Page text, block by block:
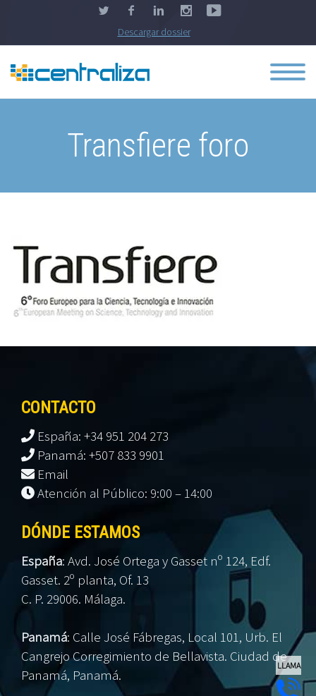
LLAMA
Descargar dossier
Transfiere foro
CONTACTO
España: +34 951 204 273
Panamá: +507 833 9901
Email
Atención al Público: 9:00 – 14:00
DÓNDE ESTAMOS
España: Avd. José Ortega y Gasset nº 124, Edf.
Gasset. 2º planta, Of. 13
C. P. 29006. Málaga.
Panamá: Calle José Fábregas, Local 101, Urb. El
Cangrejo Corregimiento de Bellavista. Ciudad de
Panamá, Panamá.